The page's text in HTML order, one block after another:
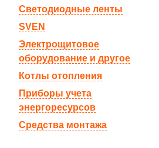
Светодиодные ленты
SVEN
Электрощитовое
оборудование и другое
Котлы отопления
Приборы учета
энергоресурсов
Средства монтажа